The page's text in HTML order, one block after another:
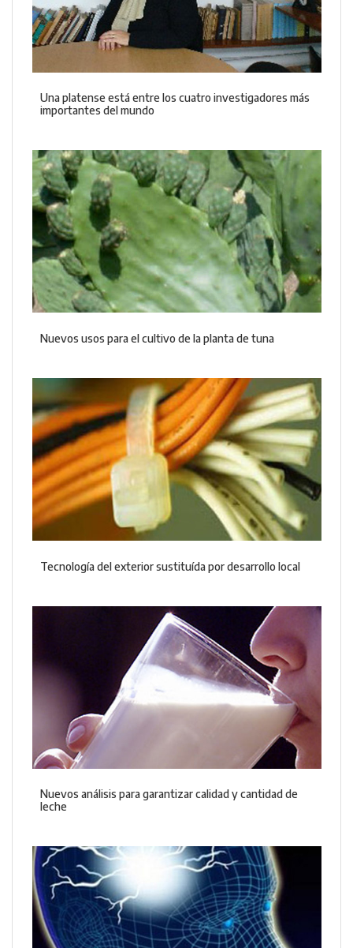
Una platense está entre los cuatro investigadores más
importantes del mundo
Nuevos usos para el cultivo de la planta de tuna
Tecnología del exterior sustituída por desarrollo local
Nuevos análisis para garantizar calidad y cantidad de
leche